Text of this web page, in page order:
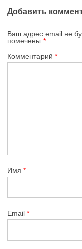
Добавить
Ваш адрес email не
помечены *
Комментарий *
Имя *
Email *